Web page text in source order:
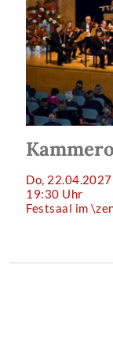
Do, 22.04.2027
19:30 Uhr
Festsaal im